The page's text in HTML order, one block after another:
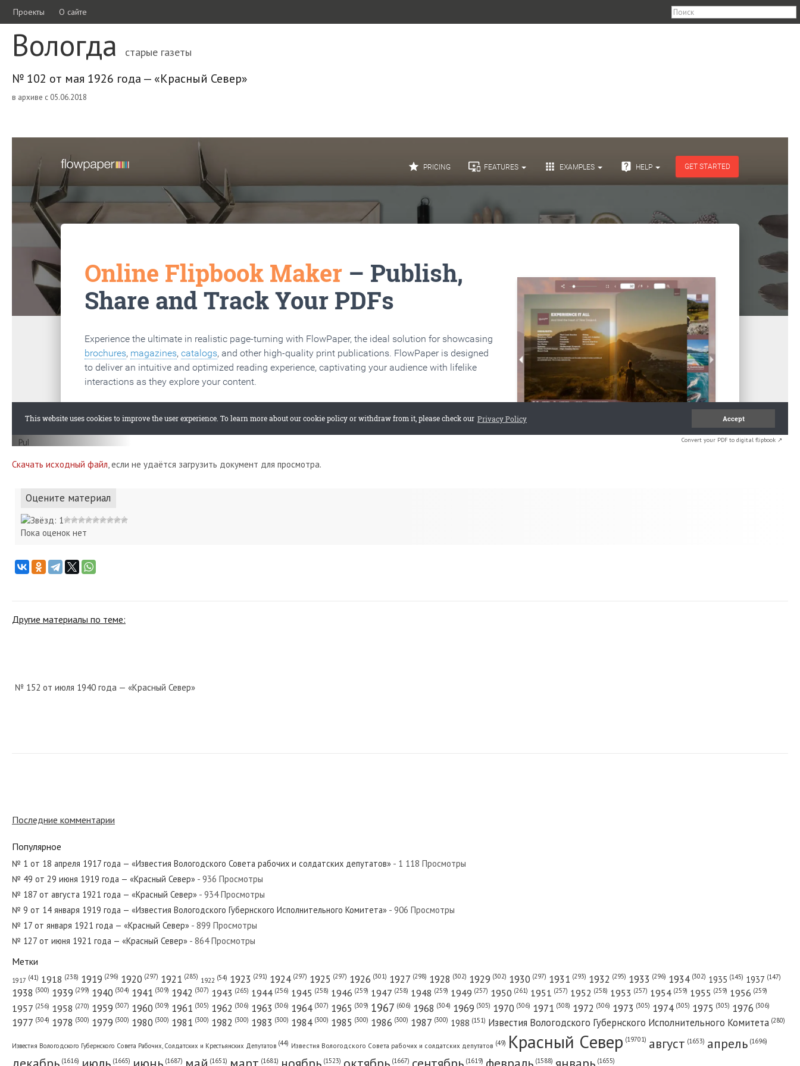
Проекты О сайте
Вологда старые газеты
№ 102 от мая 1926 года — «Красный Север»
в архиве с 05.06.2018
Convert your PDF to digital flipbook ↗
Скачать исходный файл, если не удаётся загрузить документ для просмотра.
Оцените материал
Пока оценок нет
Другие материалы по теме:
№ 152 от июля 1940 года — «Красный Север»
№ 209 от сентября 1925 года — «Красный Север»
№ 70 от апреля 1945 года — «Красный Север»
№ 199 от октября 1957 года — «Красный Север»
Последние комментарии
Популярное
№ 1 от 18 апреля 1917 года — «Известия Вологодского Совета рабочих и солдатских депутатов» - 1 118 Просмотры
№ 49 от 29 июня 1919 года — «Красный Север» - 936 Просмотры
№ 187 от августа 1921 года — «Красный Север» - 934 Просмотры
№ 9 от 14 января 1919 года — «Известия Вологодского Губернского Исполнительного Комитета» - 906 Просмотры
№ 17 от января 1921 года — «Красный Север» - 899 Просмотры
№ 127 от июня 1921 года — «Красный Север» - 864 Просмотры
Метки
1917 (41) 1918 (238) 1919 (296) 1920 (297) 1921 (285) 1922 (54) 1923 (291) 1924 (297) 1925 (297) 1926 (301) 1927 (298) 1928 (302) 1929 (302) 1930 (297) 1931 (293) 1932 (295) 1933 (296) 1934 (302) 1935 (145) 1937 (147)
1938 (300) 1939 (299) 1940 (304) 1941 (309) 1942 (307) 1943 (265) 1944 (256) 1945 (258) 1946 (259) 1947 (258) 1948 (259) 1949 (257) 1950 (261) 1951 (257) 1952 (258) 1953 (257) 1954 (259) 1955 (259) 1956 (259)
1957 (256) 1958 (270) 1959 (307) 1960 (309) 1961 (305) 1962 (306) 1963 (306) 1964 (307) 1965 (309) 1967 (606) 1968 (304) 1969 (305) 1970 (306) 1971 (308) 1972 (306) 1973 (305) 1974 (305) 1975 (305) 1976 (306)
1977 (304) 1978 (300) 1979 (300) 1980 (300) 1981 (300) 1982 (300) 1983 (300) 1984 (300) 1985 (300) 1986 (300) 1987 (300) 1988 (151) Известия Вологодского Губернского Исполнительного Комитета (280)
Известия Вологодского Губернского Совета Рабочих, Солдатских и Крестьянских Депутатов (44) Известия Вологодского Совета рабочих и солдатских депутатов (49) Красный Cевер (19701) август (1653) апрель (1696)
(1616) (1665) (1687) (1651) (1681) (1523) (1667) (1619) (1588) (1655)